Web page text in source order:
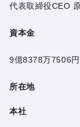
代表取締役CEO
資本金
9億8378万7506円
所在地
本社